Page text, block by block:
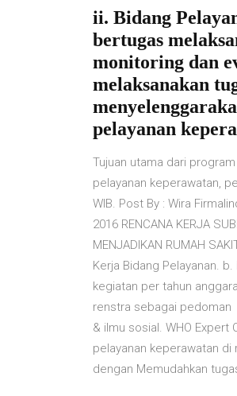
ii. Bidang
bertugas
monitoring dan
melaksanakan
pelayanan
Tujuan utama dari
pelayanan keperawatan,
WIB. Post By : Wira
2016 RENCANA KERJA
MENJADIKAN RUMAH
Kerja Bidang Pelayanan.
kegiatan per tahun
renstra sebagai pedoman
& ilmu sosial. WHO
pelayanan keperawatan di
dengan Memudahkan